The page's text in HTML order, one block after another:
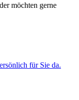
möchten gerne
für Sie da.